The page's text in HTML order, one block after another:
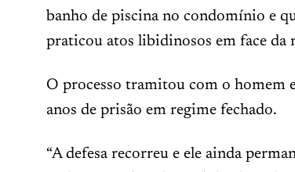
banho de piscina no condomínio e
praticou atos libidinosos em face da
O processo tramitou com o homem
anos de prisão em regime fechado.
“A defesa recorreu e ele ainda